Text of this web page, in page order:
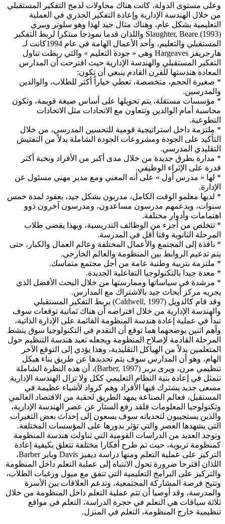
وعلى مستوى الدولة، كانت هناك محاولات لدمج التفكير المستقبلي
من خلال الهندسة الإدارية وإعادة التفكير الجذري في العملية
التعليمية بشكل عام، وهناك مثال جيد لهذا وهو سلوتر وبيري
Slaughter, Beare (1993) واللذان قدما نموذجا مبتكرا لربط التفكير
المستقبلي والتعليم، وأحد الأعمال الهامة في عام 1994كانت لـ
هارجريفز Hargeaves وهي « جودة التعليم » والتي ربطت تناول
التفكير المستقبلي والهندسة الإدارية حيث اقترحت أن المدارس
المعادة هندستها للقرن القادم ينبغي أن تكون:
* صغيرة الحجم، متخصصة، تعطي خياراً أكثر للطلاب، والوالدين
والمدرسين.
* مؤسسات مستقلة، يتم تحويلها على أساس صيغة قويمة، وتكون
محاسبة أمام الوالدين وتتعاون مع الاتحادات مثل الاتحادات
التطوعية.
* ملتزمة داخل استراتيجية قومية للتحسين المدرسي، من خلال
التأكيد على الجودة ومشروعات الجودة الشاملة بدلاً من التفتيش
التقليدي المدرسي.
* مدارة بطرق جديدة من خلال مدى أكبر من الأفراد ونخبة أكثر
قدرة على الإثراء الوظيفي.
* لها « مدرس أول » على أنه المعني ومع مدير مهني مسئول عن
الإدارة.
* لديها معلمو الوقت الكامل، مدربون بشكل جيد، بعقود لمدة خمس
سنوات، ويدعمهم مدرسون مساعدون، ومدرسون آخرون ذوو
اهتمامات وأدوار مختلفة.
* تتخلص من أجزء من الوظائف التدريسية، وبهذا يقضي طلاب
المرحلة الثانوية وقتا أقل في المدرسة.
* نافذة إلى المجتمع والأعمال المختلفة وعالم العمال والكبار، حتى
يتم تدعيم الروابط بين المنظومة والعالم الخارجي.
* ملتزمة بتربية وطنية عامة من أجل مجتمع متماسك.
* معدة جيدا بالتكنولوجيا التفاعلية الجديدة.
* مرشدة في سياساتها وممارستها من خلال البحث الأفضل الذي
يجريه مركز أبحاث جيد بالاشتراك مع المدارس.
وقد قام كالدويل (Caldwell, 1997) بربط التفكير المستقبلي
والهندسة الإدارية من خلال افتراضه أن هناك ثمانية توقعات سوف
تبدأ في عملية إعادة هندسة المنظومة القائمة على الإدارة الذاتية،
وأهم اثنين يوضحهما هما توقع أن التقدم في التكنولوجيا سوق ينشط
المرحلة القادمة لإصلاح المنظومة ويجعله تعيد هندسة التنظيم حول
المتعلمين بدلاً من الهياكل التقليدية، وهذا يؤدي إلى التوقع الآخر
الهام، وهو أن المدارس سوف يتم تحديدها عن طريق بناء هيكل
تنظيمي مرن، ويرى بربر (Barber, 1997)، أن هذه النظرة الشاملة
تتمثل في إعادة بنية النظام التعليمي ككل ولا تزال الهندسة الإدارية
مسعى جديد يشترك فيها الأفراد وهم كرواد لأشياء عظيمة في
المستقبل، فعالم الصناعة يمهد الطريق لحقبة من الاقتصاد العالمي
وتكنولوجيا المعلومات فلقد رفع الستار عن عصر الهندسة الإدارية،
والذين يستجيبون لتحدياته سوف يسعون إلى إحداث بعض التغيرات
التي يشهدها العصر والتي تؤثر بدورها على المؤسسات المختلفة.
وتوجد العديد من الدراسات القومية التي تناولت هندسة المنظومة
كمنظومة تربوية، حيث تم طرح أفكارا مختلفة تتعلق بكيفية إعادة
التركيز على عملية التعلم ومنها دراسة ديفيز Davis وبابر Barber،
اللذان اقترحا ضرورة تحول الانتباه إلى عملية التعلم داخل المنظومة
والتركيز على البرامج التعليمية التي تتفق مع ميول ورغبات الطلاب،
وتتيح فرصة المشاركة المجتمعية، وتدعم العلاقات بين الأسرة
والمدرسة، وقد أوصيا أن تتم عملية التعلم داخل المنظومة من خلال
ثلاثة سياقات هي التعلم في حجرة الدراسة، التعلم في مواقع
تنظيمية خارج المنظومة، التعلم في المنزل.